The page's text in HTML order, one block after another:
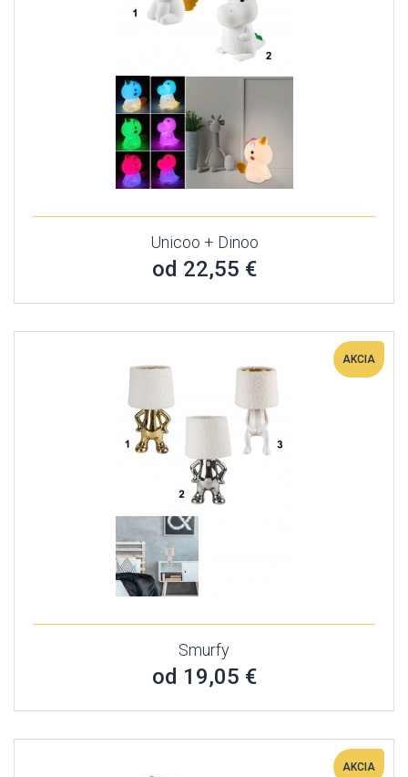
Unicoo + Dinoo
od 22,55 €
AKCIA
Smurfy
od 19,05 €
AKCIA